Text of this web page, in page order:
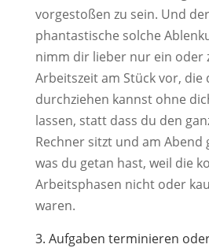
vorgestoßen zu sein. Und
phantastische solche
nimm dir lieber nur ein oder
Arbeitszeit am Stück vor, die
durchziehen kannst ohne
lassen, statt dass du den
Rechner sitzt und am Abend
was du getan hast, weil die
Arbeitsphasen nicht oder
waren.
3. Aufgaben terminieren